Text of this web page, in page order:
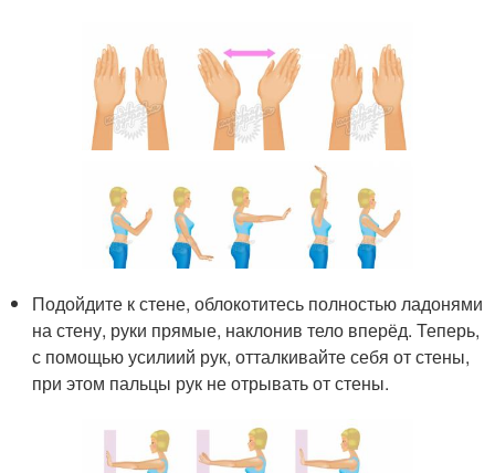
Подойдите к стене, облокотитесь полностью ладонями
на стену, руки прямые, наклонив тело вперёд. Теперь,
с помощью усилиий рук, отталкивайте себя от стены,
при этом пальцы рук не отрывать от стены.